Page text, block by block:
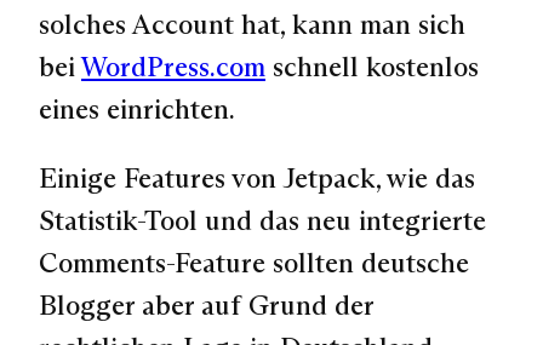
solches Account hat, kann man sich
beiWordPress.com schnell kostenlos
eines einrichten.
Einige Features von Jetpack, wie das
Statistik-Tool und das neu integrierte
Comments-Feature sollten deutsche
Blogger aber auf Grund der